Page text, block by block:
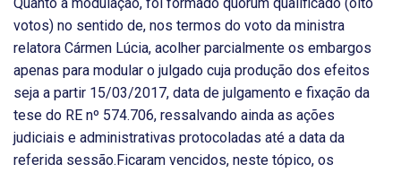
Quanto à modulação, foi formado quórum qualificado (oito
votos) no sentido de, nos termos do voto da ministra
relatora Cármen Lúcia, acolher parcialmente os embargos
apenas para modular o julgado cuja produção dos efeitos
seja a partir 15/03/2017, data de julgamento e fixação da
tese do RE nº 574.706, ressalvando ainda as ações
judiciais e administrativas protocoladas até a data da
referida sessão.Ficaram vencidos, neste tópico, os